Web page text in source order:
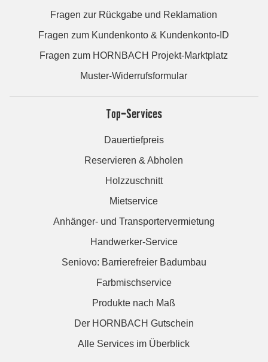
Fragen zur Rückgabe und Reklamation
Fragen zum Kundenkonto & Kundenkonto-ID
Fragen zum HORNBACH Projekt-Marktplatz
Muster-Widerrufsformular
Top-Services
Dauertiefpreis
Reservieren & Abholen
Holzzuschnitt
Mietservice
Anhänger- und Transportervermietung
Handwerker-Service
Seniovo: Barrierefreier Badumbau
Farbmischservice
Produkte nach Maß
Der HORNBACH Gutschein
Alle Services im Überblick